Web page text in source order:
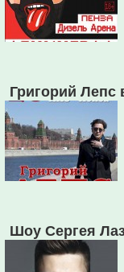
Григорий Лепс
Шоу Сергея